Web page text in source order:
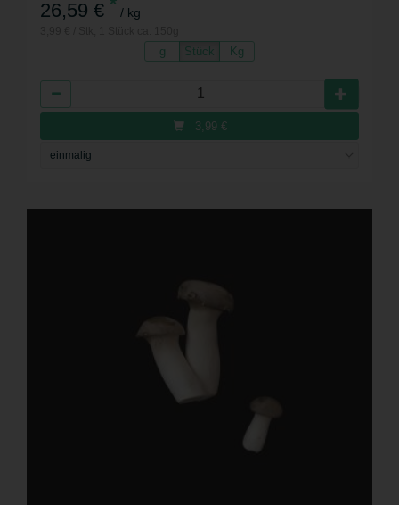
26,59 € / kg
g Stück Kg
3,99 €